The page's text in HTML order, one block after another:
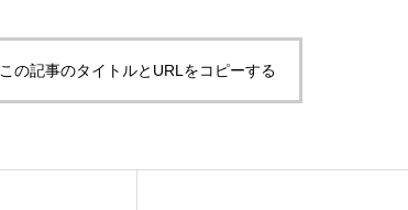
この記事のタイトルとURLをコピーする